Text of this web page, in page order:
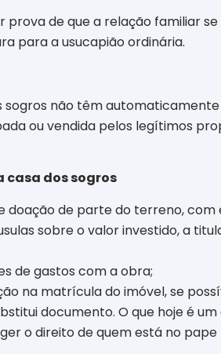
prova de que a relação familiar
para a usucapião ordinária.
sogros não têm
ou vendida pelos legítimos
casa dos sogros
doação de parte do terreno,
sobre o valor investido, a
de gastos com a obra;
na matrícula do imóvel, se
documento. O que hoje é
o direito de quem está no pape